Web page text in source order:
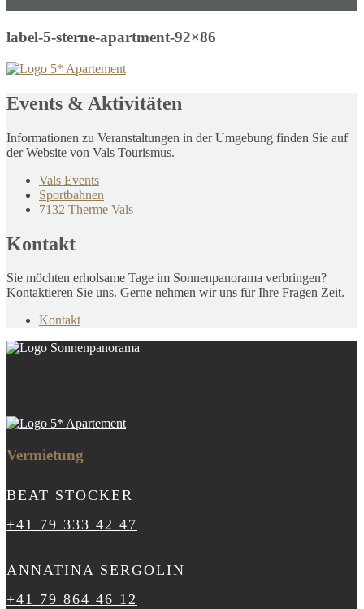
label-5-sterne-apartment-92×86
Events & Aktivitäten
Informationen zu Veranstaltungen in der Umgebung finden Sie auf
der Website von Vals Tourismus.
Vals Events
Sportbahnen
7132 Therme Vals
Kontakt
Sie möchten erholsame Tage im Sonnenpanorama verbringen?
Kontaktieren Sie uns. Gerne nehmen wir uns für Ihre Fragen Zeit.
Kontakt
Vermietung
BEAT STOCKER
+41 79 333 42 47
ANNATINA SERGOLIN
+41 79 864 46 12